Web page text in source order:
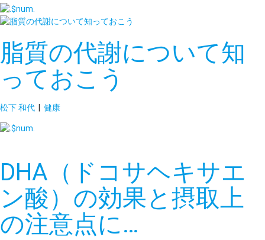
脂質の代謝について知
っておこう
松下 和代 | 健康
DHA（ドコサヘキサエ
ン酸）の効果と摂取上
の注意点に…